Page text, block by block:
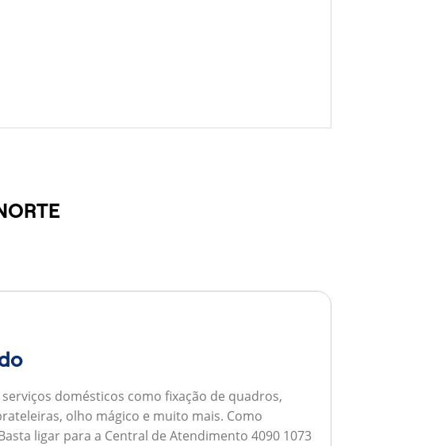
domésticos como fixação de quadros,
olho mágico e muito mais. Como
ligar para a Central de Atendimento 4090 1073